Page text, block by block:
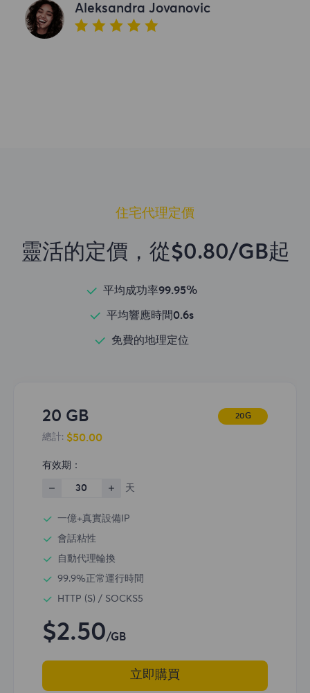
Aleksandra Jovanovic
住宅代理定價
靈活的定價，從$0.80/GB起
平均成功率99.95%
平均響應時間0.6s
免費的地理定位
20 GB 20G
總計: $50.00
有效期：
30 天
一億+真實設備IP
會話粘性
自動代理輪換
99.9%正常運行時間
HTTP (S) / SOCKS5
$2.50/GB
立即購買